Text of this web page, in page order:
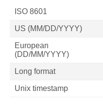
ISO 8601
US (MM/DD/YYYY)
European
(DD/MM/YYYY)
Long format
Unix timestamp